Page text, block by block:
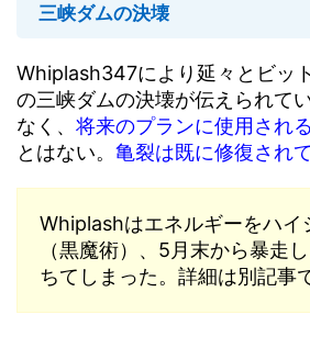
三峡ダムの決壊
Whiplash347により延々とビッ
の三峡ダムの決壊が伝えられて
なく、 将来のプランに使用される
とはない。 亀裂は既に修復され
Whiplashはエネルギーをハイ
（黒魔術）、5月末から暴走
ちてしまった。詳細は別記事